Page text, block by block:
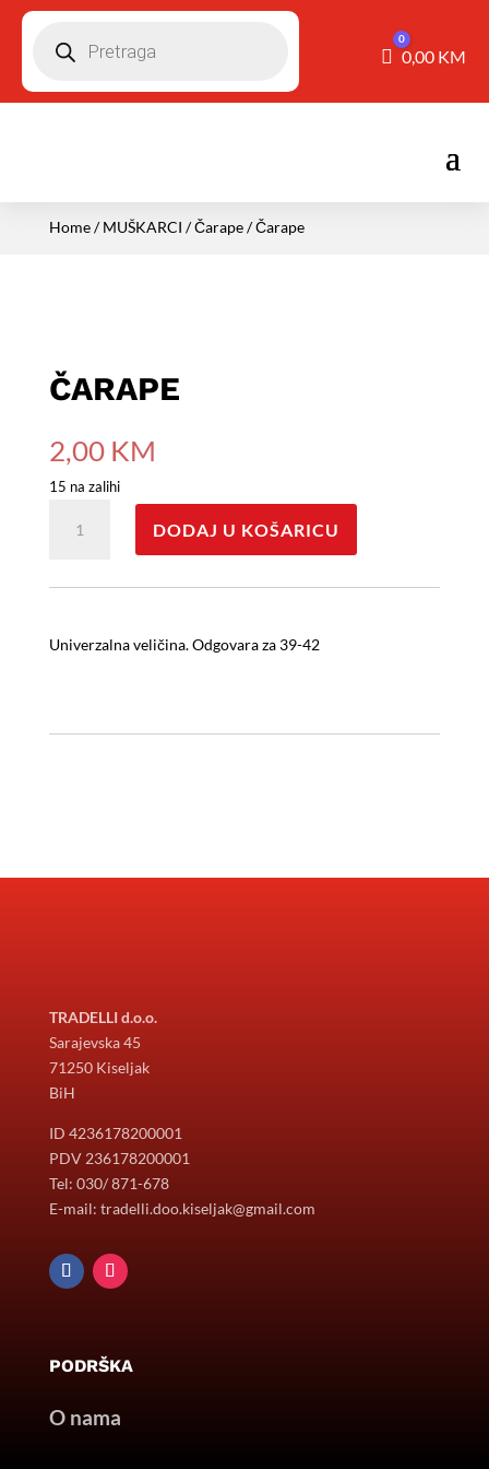
Košarica
0
0,00 KM
Home/MUŠKARCI /Čarape/ Čarape
ČARAPE
2,00 KM
15 na zalihi
količina
DODAJ U KOŠARICU
Univerzalna veličina. Odgovara za 39-42
TRADELLI d.o.o.
Sarajevska 45
71250 Kiseljak
BiH
ID 4236178200001
PDV 236178200001
Tel: 030/ 871-678
E-mail: tradelli.doo.kiseljak@gmail.com
PODRŠKA
O nama